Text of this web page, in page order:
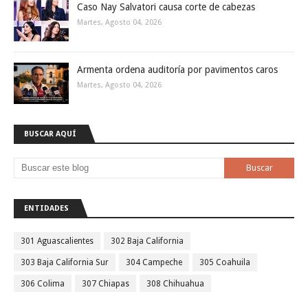
Caso Nay Salvatori causa corte de cabezas
Martes, Agosto 04, 2026
Armenta ordena auditoría por pavimentos caros
Martes, Agosto 04, 2026
BUSCAR AQUÍ
ENTIDADES
301 Aguascalientes 302 Baja California
303 Baja California Sur 304 Campeche 305 Coahuila
306 Colima 307 Chiapas 308 Chihuahua